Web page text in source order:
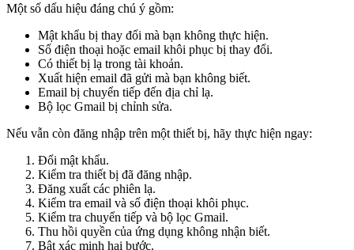
Một số dấu hiệu đáng chú ý gồm:
Mật khẩu bị thay đổi mà bạn không thực hiện.
Số điện thoại hoặc email khôi phục bị thay đổi.
Có thiết bị lạ trong tài khoản.
Xuất hiện email đã gửi mà bạn không biết.
Email bị chuyển tiếp đến địa chỉ lạ.
Bộ lọc Gmail bị chỉnh sửa.
Nếu vẫn còn đăng nhập trên một thiết bị, hãy thực hiện ngay:
Đổi mật khẩu.
Kiểm tra thiết bị đã đăng nhập.
Đăng xuất các phiên lạ.
Kiểm tra email và số điện thoại khôi phục.
Kiểm tra chuyển tiếp và bộ lọc Gmail.
Thu hồi quyền của ứng dụng không nhận biết.
Bật xác minh hai bước.